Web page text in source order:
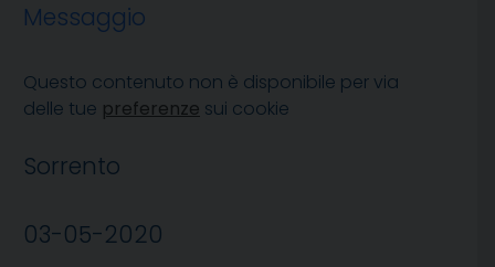
Messaggio
Questo contenuto non è disponibile per via
delle tue preferenze sui cookie
Sorrento
03-05-2020